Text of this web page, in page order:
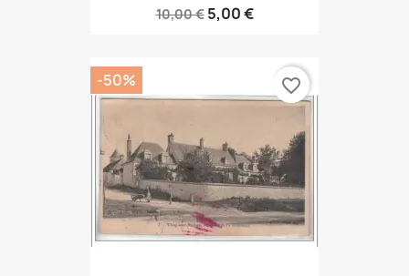
10,00 € 5,00 €
-50% favorite_border